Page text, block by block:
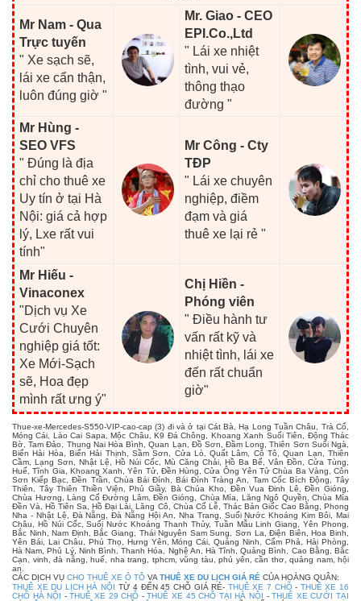
Mr Nam - Qua
Trực tuyến
" Xe sạch sẽ,
lái xe cẩn thận,
luôn đúng giờ "
Mr. Giao - CEO
EPI.Co.,Ltd
" Lái xe nhiệt
tình, vui vẻ,
thông thạo
đường "
Mr Hùng -
SEO VFS
" Đúng là địa
chỉ cho thuê xe
Uy tín ở tại Hà
Nội: giá cả hợp
lý, Lxe rất vui
tính"
Mr Công - Cty
TĐP
" Lái xe chuyên
nghiệp, điềm
đạm và giá
thuê xe lại rẻ "
Mr Hiếu -
Vinaconex
"Dịch vụ Xe
Cưới Chuyên
nghiệp giá tốt:
Xe Mới-Sạch
sẽ, Hoa đẹp
mình rất ưng ý"
Chị Hiền -
Phóng viên
" Điều hành tư
vấn rất kỹ và
nhiệt tình, lái xe
đến rất chuẩn
giờ"
Thue-xe-Mercedes-S550-VIP-cao-cap (3) đi và ở tại Cát Bà, Hạ Long Tuần Châu, Trà Cổ,
Móng Cái, Lào Cai Sapa, Mộc Châu, K9 Đá Chông, Khoang Xanh Suối Tiên, Động Thác
Bờ, Tam Đảo, Thung Nai Hòa Bình, Quan Lạn, Đồ Sơn, Đầm Long, Thiên Sơn Suối Ngà,
Biển Hải Hòa, Biển Hải Thịnh, Sầm Sơn, Cửa Lò, Quất Lâm, Cô Tô, Quan Lạn, Thiên
Cầm, Lạng Sơn, Nhật Lệ, Hồ Núi Cốc, Mù Căng Chải, Hồ Ba Bể, Vân Đồn, Cửa Tùng,
Huế, Tĩnh Gia, Khoang Xanh, Yên Tử, Đền Hùng, Cửa Ông Yên Tử Chùa Ba Vàng, Côn
Sơn Kiếp Bạc, Đền Trần, Chùa Bái Đính, Bái Đính Tràng An, Tam Cốc Bích Động, Tây
Thiên, Tây Thiên Thiền Viện, Phủ Giầy, Bà Chúa Kho, Đền Vua Đinh Lê, Đền Gióng,
Chùa Hương, Làng Cổ Đường Lâm, Đền Gióng, Chùa Mía, Lăng Ngô Quyền, Chùa Mía
Đền Và, Hồ Tiên Sa, Hồ Đại Lải, Lăng Cô, Chùa Cổ Lễ, Thác Bản Giốc Cao Bằng, Phong
Nha - Nhật Lệ, Đà Nẵng, Đà Nẵng Hội An, Nha Trang, Suối Nước Khoáng Kim Bôi, Mai
Châu, Hồ Núi Cốc, Suối Nước Khoáng Thanh Thủy, Tuần Mẫu Linh Giang, Yên Phong,
Bắc Ninh, Nam Định, Bắc Giang, Thái Nguyên Sam Sung, Sơn La, Điện Biên, Hoa Binh,
Yên Bái, Lai Châu, Phú Thọ, Hưng Yên, Móng Cái, Quảng Ninh, Cẩm Phả, Hải Phòng,
Hà Nam, Phủ Lý, Ninh Bình, Thanh Hóa, Nghệ An, Hà Tĩnh, Quảng Bình, Cao Bằng, Bắc
Cạn, vinh, đà nẵng, huế, nha trang, tphcm, vũng tàu, phú yên, cần thơ, quảng nam, hội
an.
CÁC DỊCH VỤ CHO THUÊ XE Ô TÔ VA THUÊ XE DU LỊCH GIÁ RẺ CỦA HOÀNG QUÂN:
THUÊ XE DU LỊCH HÀ NỘI TỪ 4 ĐẾN 45 CHỖ GIÁ RẺ- THUÊ XE 7 CHỖ- THUÊ XE 16
CHỖ HÀ NỘI -THUÊ XE 29 CHỖ -THUÊ XE 45 CHỖ TẠI HÀ NỘI -THUÊ XE CƯỚI TẠI